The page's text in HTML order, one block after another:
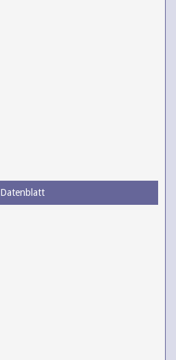
Datenblatt